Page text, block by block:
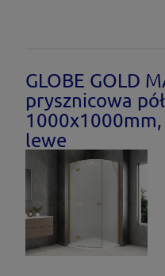
GLOBE GOLD
prysznicowa
lewe